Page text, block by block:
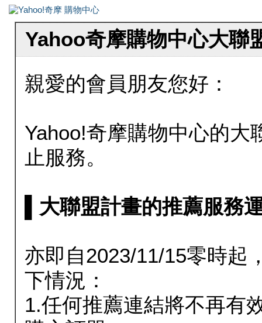
Yahoo奇摩購物中心大聯
親愛的會員朋友您好：
Yahoo!奇摩購物中心的大
止服務。
▌大聯盟計畫的推薦服務
亦即自2023/11/15零時起
下情況：
1.任何推薦連結將不再有